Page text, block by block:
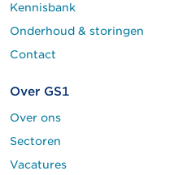
Kennisbank
Onderhoud & storingen
Contact
Over GS1
Over ons
Sectoren
Vacatures